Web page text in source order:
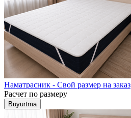
Наматрасник - Свой размер на заказ
Расчет по размеру
Buyurtma